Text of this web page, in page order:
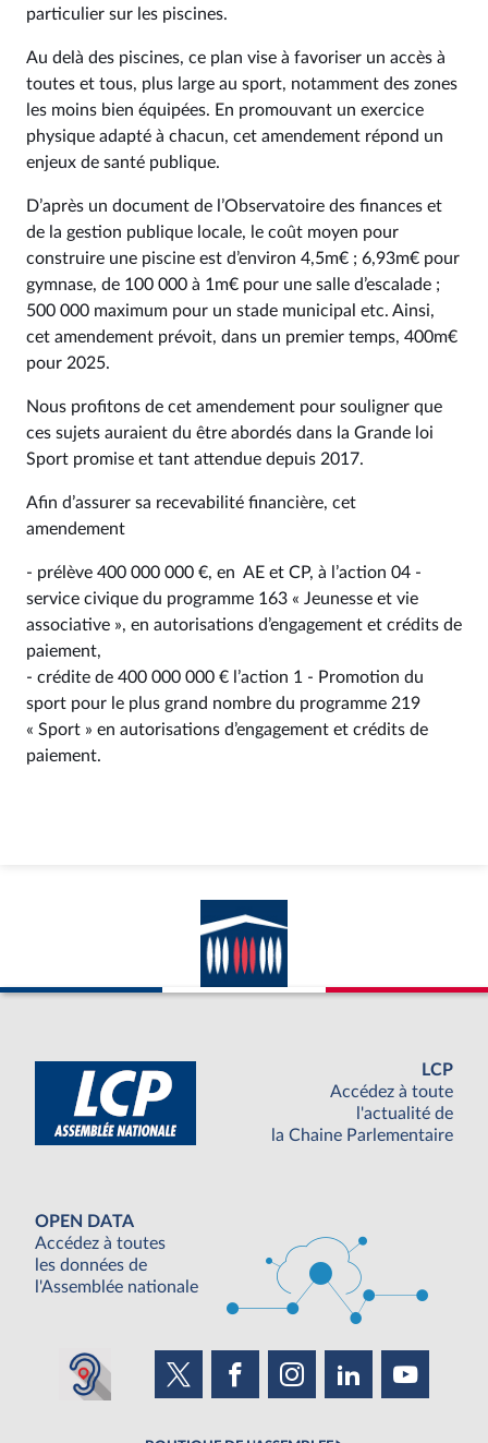
particulier sur les piscines.
Au delà des piscines, ce plan vise à favoriser un accès à
toutes et tous, plus large au sport, notamment des zones
les moins bien équipées. En promouvant un exercice
physique adapté à chacun, cet amendement répond un
enjeux de santé publique.
D’après un document de l’Observatoire des finances et
de la gestion publique locale, le coût moyen pour
construire une piscine est d’environ 4,5m€ ; 6,93m€ pour
gymnase, de 100 000 à 1m€ pour une salle d’escalade ;
500 000 maximum pour un stade municipal etc. Ainsi,
cet amendement prévoit, dans un premier temps, 400m€
pour 2025.
Nous profitons de cet amendement pour souligner que
ces sujets auraient du être abordés dans la Grande loi
Sport promise et tant attendue depuis 2017.
Afin d’assurer sa recevabilité financière, cet
amendement
- prélève 400 000 000 €, en AE et CP, à l’action 04 -
service civique du programme 163 « Jeunesse et vie
associative », en autorisations d’engagement et crédits de
paiement,
- crédite de 400 000 000 € l’action 1 - Promotion du
sport pour le plus grand nombre du programme 219
« Sport » en autorisations d’engagement et crédits de
paiement.
LCP
Accédez à toute
l'actualité de
la Chaine Parlementaire
OPEN DATA
Accédez à toutes
les données de
l'Assemblée nationale